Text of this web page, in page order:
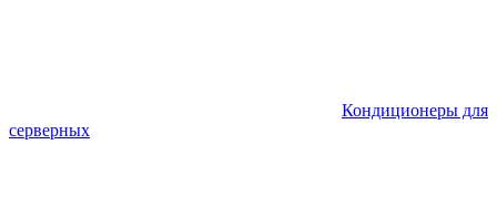
Кондиционеры для
серверных